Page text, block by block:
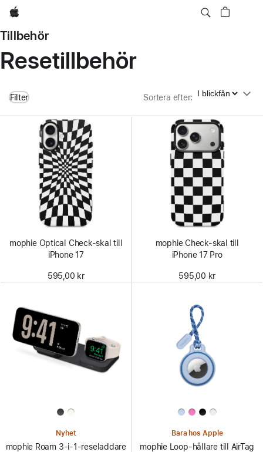
Apple
Tillbehör
Resetillbehör
Filter Sortera efter: Sortera efter
mophie Optical Check-skal till
iPhone 17
595,00 kr
mophie Check-skal till
iPhone 17 Pro
595,00 kr
Nyhet
mophie Roam 3-i-1-reseladdare
Bara hos Apple
mophie Loop-hållare till AirTag